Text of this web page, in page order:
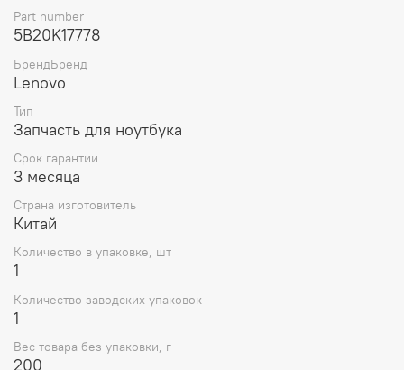
ноутбука.
В комплект поставки материнской платы входит сама
материнская плата, что позволяет вам сразу приступить
к установке и не тратить время на поиск
дополнительных комплектующих.
что делает ее легкой и удобной для транспортировки и
установки.
Выбирая материнскую плату для ноутбука Lenovo Yoga
вы получаете качественный и надежный продукт от
известного бренда Lenovo, который обеспечит
стабильную работу вашего ноутбука и вернет его к
жизни.
Part number
5B20K17778
БрендБренд
Lenovo
Тип
Запчасть для ноутбука
Срок гарантии
3 месяца
Страна изготовитель
Китай
Количество в упаковке, шт
1
Количество заводских упаковок
1
Вес товара без упаковки, г
200